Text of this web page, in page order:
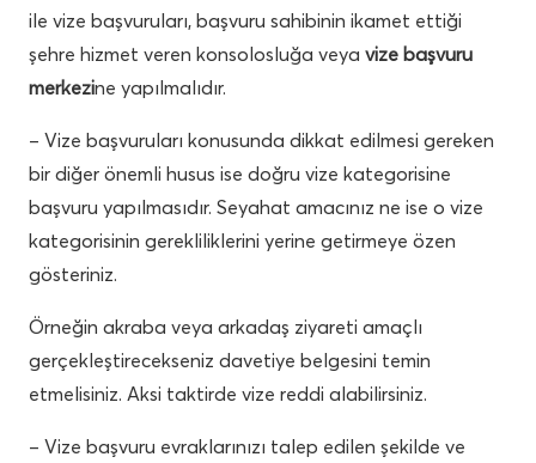
ile vize başvuruları, başvuru sahibinin ikamet ettiği
şehre hizmet veren konsolosluğa veya vize başvuru
merkezine yapılmalıdır.
– Vize başvuruları konusunda dikkat edilmesi gereken
bir diğer önemli husus ise doğru vize kategorisine
başvuru yapılmasıdır. Seyahat amacınız ne ise o vize
kategorisinin gerekliliklerini yerine getirmeye özen
gösteriniz.
Örneğin akraba veya arkadaş ziyareti amaçlı
gerçekleştirecekseniz davetiye belgesini temin
etmelisiniz. Aksi taktirde vize reddi alabilirsiniz.
– Vize başvuru evraklarınızı talep edilen şekilde ve